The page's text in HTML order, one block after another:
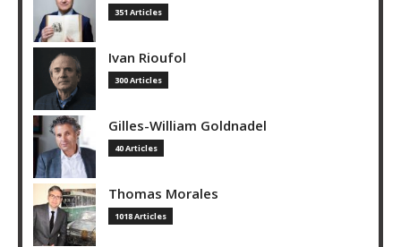
351 Articles
Ivan Rioufol
300 Articles
Gilles-William Goldnadel
40 Articles
Thomas Morales
1018 Articles